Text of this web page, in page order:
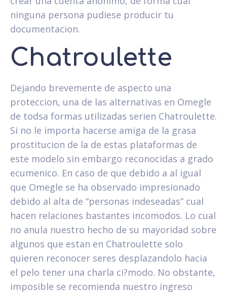
ninguna persona pudiese producir tu
documentacion.
Chatroulette
Dejando brevemente de aspecto una
proteccion, una de las alternativas en Omegle
de todsa formas utilizadas seri­en Chatroulette.
Si no le importa hacerse amiga de la grasa
prostitucion de la de estas plataformas de
este modelo sin embargo reconocidas a grado
ecumenico. En caso de que debido a al igual
que Omegle se ha observado impresionado
debido al alta de “personas indeseadas” cual
hacen relaciones bastantes incomodos. Lo cual
no anula nuestro hecho de su mayoridad sobre
algunos que estan en Chatroulette solo
quieren reconocer seres desplazandolo hacia
el pelo tener una charla ci?modo. No obstante,
imposible se recomienda nuestro ingreso